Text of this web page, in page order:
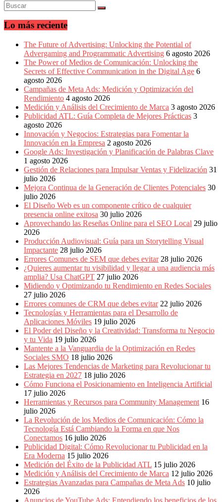
Mercadeo
Interactivo,
Medios,
Publicidad,
Marketing,
Campañas
Publicitarias,
Agencias,
Empresas,
Negocios,
Tendencias,
Trendings,
Dinero,
Economía,
Diseño
Móviles,
Estrategias
Digitales,
Estrategias
Publicitarias,
Alianzas,
Clientes,
Innovación,
Tecnología,
Noticias,
Artículos,
Gente,
Contenidos
Calidad,
Eventos
Marketing,
Mercadotecnia,
Eventos
Publicitarios,
Colecciónes,
Marcas,
Insigns,
Radio,
Creatividad,
RRPP,
Comerciales,
Periodismo,
Revistas,
Magazines
Lo más reciente
The Future of Advertising: Unlocking the Potential of
Advergaming and Programmatic Advertising 6 agosto 2026
The Power of Medios de Comunicación: Unlocking the
Secrets of Effective Communication in the Digital Age 6
agosto 2026
Campañas de Meta Ads: Medición y Optimización del
Rendimiento 4 agosto 2026
Medición y Análisis del Crecimiento de Marca 3 agosto 2026
Publicidad ATL: Guía Completa de Mejores Prácticas 3
agosto 2026
Innovación y Negocios: Estrategias para Fomentar la
Innovación en la Empresa 2 agosto 2026
Google Ads: Investigación y Planificación de Palabras Clave
1 agosto 2026
Gestión de Relaciones para Impulsar Ventas y Fidelización 31
julio 2026
Mejora Continua de la Generación de Clientes Potenciales 30
julio 2026
El Diseño Web es un componente crítico de cualquier
presencia online exitosa 30 julio 2026
Aprovechando las Reseñas Online para el SEO Local 29 julio
2026
Producción Audiovisual: Guía para un Storytelling Visual
Impactante 28 julio 2026
Errores Comunes de SEM que debes evitar 28 julio 2026
¿Quieres aumentar tu visibilidad y llegar a una audiencia más
amplia? Usa ChatGPT 27 julio 2026
Midiendo y Optimizando tu Rendimiento en Redes Sociales
27 julio 2026
Errores comunes de CRM que debes evitar 22 julio 2026
Tecnologías y Herramientas para el Desarrollo de
Aplicaciones Móviles 19 julio 2026
El Poder del Diseño y la Creatividad: Transforma tu Negocio
y tu Vida 19 julio 2026
Mantente a la Vanguardia de la Optimización en Redes
Sociales SMO 18 julio 2026
Las Mejores Tendencias de Marketing para Revolucionar tu
Estrategia en 2027 18 julio 2026
Cómo Funciona el Posicionamiento en Inteligencia Artificial
17 julio 2026
Herramientas y Recursos para Community Management 16
julio 2026
La Revolución de los Medios de Comunicación: Cómo la
Tecnología Está Cambiando la Forma en que Nos
Conectamos 16 julio 2026
Publicidad Digital: Cómo Revolucionar tu Publicidad en la
Era Moderna 15 julio 2026
Medición del Éxito de la Publicidad ATL 15 julio 2026
Medición y Análisis del Crecimiento de Marca 12 julio 2026
Estrategias Avanzadas para Campañas de Meta Ads 10 julio
2026
Anuncios de YouTube Ads: Entendiendo los beneficios de los